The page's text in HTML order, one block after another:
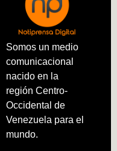
Somos un medio
comunicacional
nacido en la
región Centro-
Occidental de
Venezuela para el
mundo.